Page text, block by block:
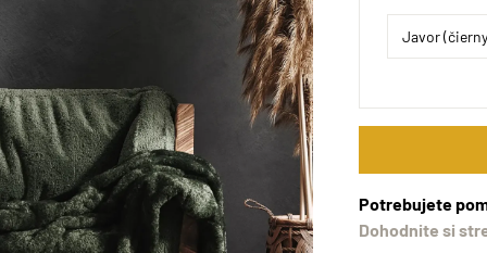
Potrebujete
Dohodnite si